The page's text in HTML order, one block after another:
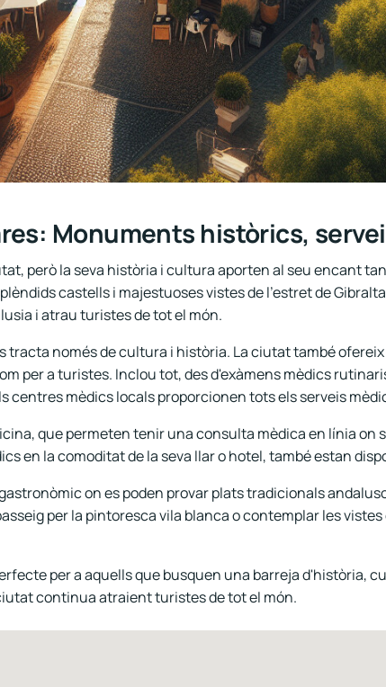
Monuments històrics,
però la seva història i cultura aporten al seu encant
castells i majestuoses vistes de l'estret de
i atrau turistes de tot el món.
tracta només de cultura i història. La ciutat també
per a turistes. Inclou tot, des d'exàmens mèdics
centres mèdics locals proporcionen tots els serveis
que permeten tenir una consulta mèdica en línia on
en la comoditat de la seva llar o hotel, també estan
on es poden provar plats tradicionals
per la pintoresca vila blanca o contemplar les
per a aquells que busquen una barreja d'història,
continua atraient turistes de tot el món.